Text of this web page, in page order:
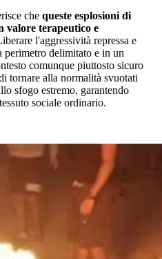
che queste esplosioni di
valore terapeutico e
l'aggressività repressa e
delimitato e in un
comunque piuttosto sicuro
tornare alla normalità svuotati
sfogo estremo, garantendo
sociale ordinario.